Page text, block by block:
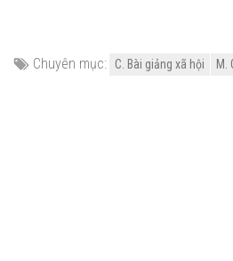
Chuyên mục: C. Bài giảng xã hội M.